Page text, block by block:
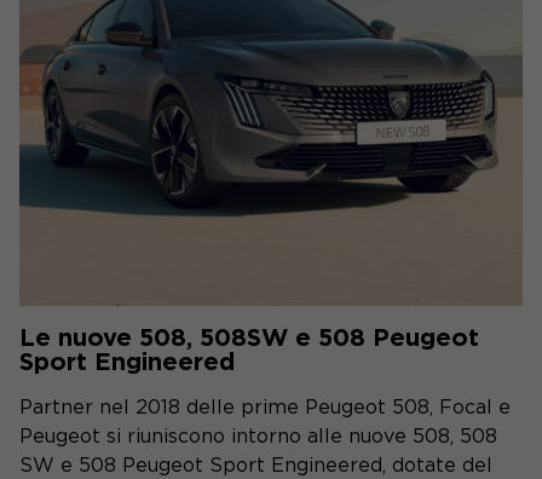
Le nuove 508, 508SW e 508 Peugeot
Sport Engineered
Partner nel 2018 delle prime Peugeot 508, Focal e
Peugeot si riuniscono intorno alle nuove 508, 508
SW e 508 Peugeot Sport Engineered, dotate del